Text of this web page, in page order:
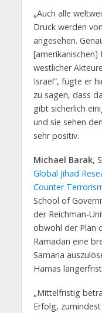
„Auch alle
Druck werden
angesehen.
westlicher
Israel“, fügte er
zu sagen, dass
gibt sicherlich
und sie sehen
sehr positiv.
Michael Barak,
Global Jihad
Counter
School of
der Reichman-
obwohl der Plan
Ramadan eine
Samaria
Hamas
„Mittelfristig
Erfolg,